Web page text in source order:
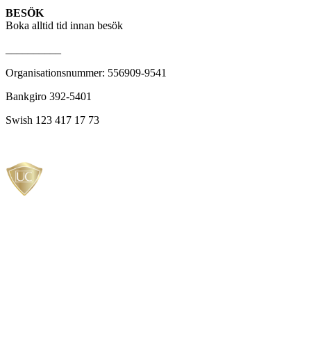
BESÖK
Boka alltid tid innan besök
Organisationsnummer: 556909-9541
Bankgiro 392-5401
Swish 123 417 17 73